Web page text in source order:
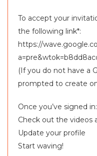
To accept your
the following link*:
https://
(If you do not have a
prompted to create
Once you’ve signed in:
Check out the videos
Update your profile
Start waving!